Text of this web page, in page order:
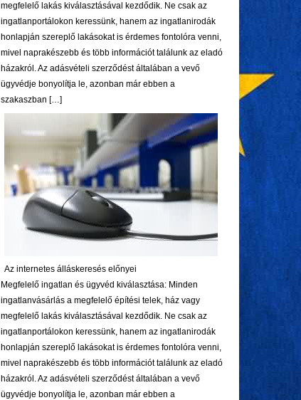
megfelelő lakás kiválasztásával kezdődik. Ne csak az
ingatlanportálokon keressünk, hanem az ingatlanirodák
honlapján szereplő lakásokat is érdemes fontolóra venni,
mivel naprakészebb és több információt találunk az eladó
házakról. Az adásvételi szerződést általában a vevő
ügyvédje bonyolítja le, azonban már ebben a
szakaszban […]
Az internetes álláskeresés előnyei
Megfelelő ingatlan és ügyvéd kiválasztása: Minden
ingatlanvásárlás a megfelelő építési telek, ház vagy
megfelelő lakás kiválasztásával kezdődik. Ne csak az
ingatlanportálokon keressünk, hanem az ingatlanirodák
honlapján szereplő lakásokat is érdemes fontolóra venni,
mivel naprakészebb és több információt találunk az eladó
házakról. Az adásvételi szerződést általában a vevő
ügyvédje bonyolítja le, azonban már ebben a